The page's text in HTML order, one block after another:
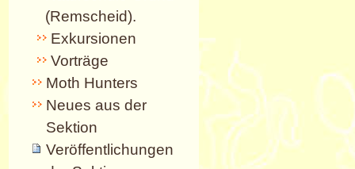
(Remscheid).
Exkursionen
Vorträge
Moth Hunters
Neues aus der
Sektion
Veröffentlichungen